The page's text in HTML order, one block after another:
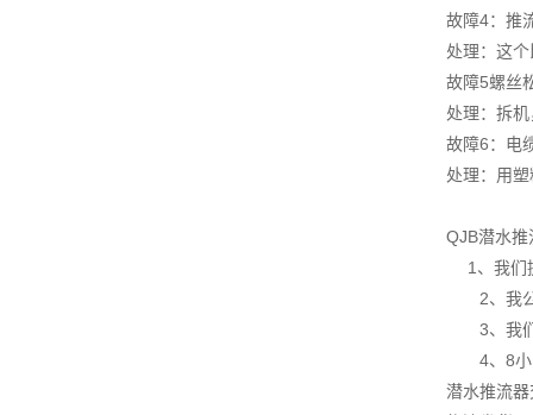
故障4：推
处理：这
故障5螺丝
处理：拆
故障6：电
处理：用
QJB潜水
1、我们
2、我公
3、我们
4、8小时
潜水推流